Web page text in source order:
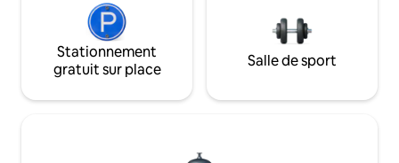
Stationnement
gratuit sur place
Salle de sport